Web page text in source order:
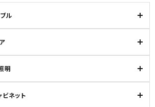
ル
明
ネット